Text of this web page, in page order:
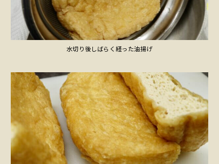
水切り後しばらく経った油揚げ